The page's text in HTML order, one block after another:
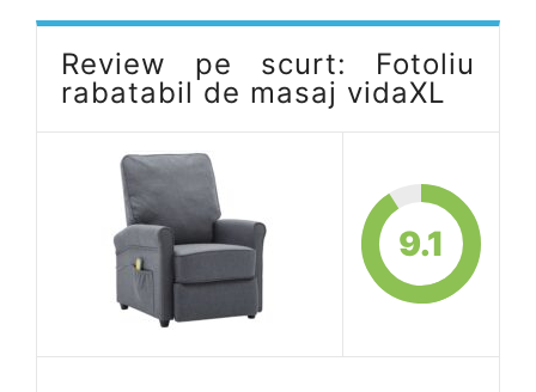
Review pe scurt: Fotoliu
rabatabil de masaj vidaXL
9.1